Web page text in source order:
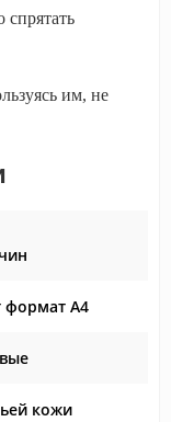
им, не
формат А4
кожи